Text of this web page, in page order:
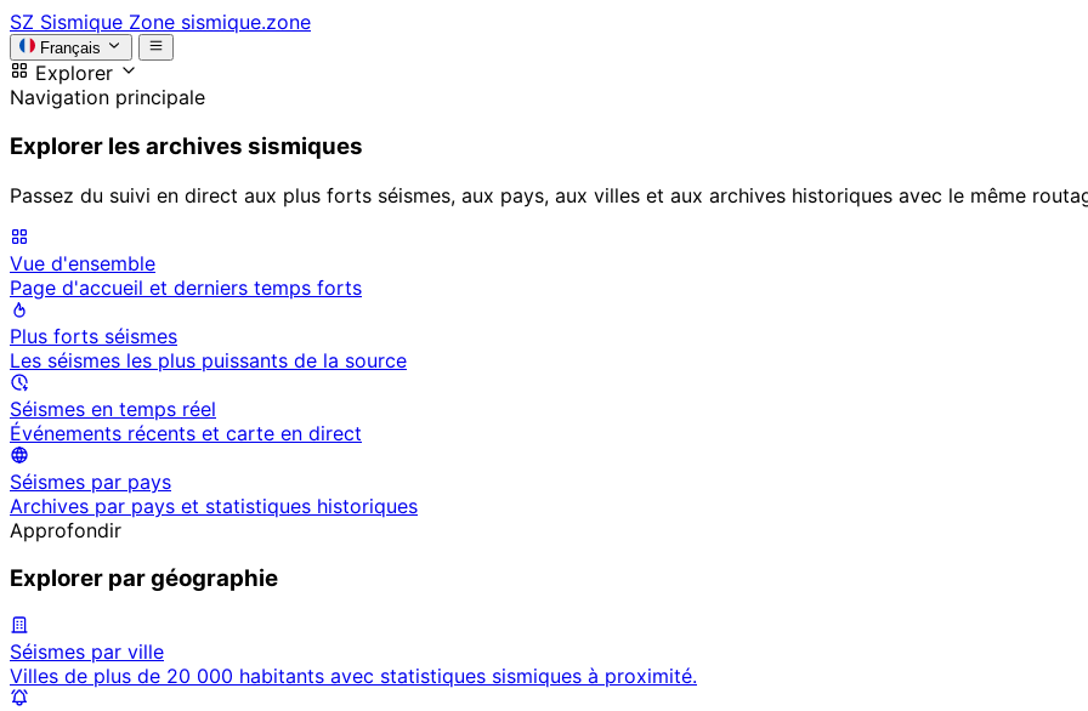
SZ Sismique Zone sismique.zone
Français
Explorer
Navigation principale
Explorer les archives sismiques
Passez du suivi en direct aux plus forts séismes, aux pays, aux villes et aux archives historiques avec le même
Vue d'ensemble
Page d'accueil et derniers temps forts
Plus forts séismes
Les séismes les plus puissants de la source
Séismes en temps réel
Événements récents et carte en direct
Séismes par pays
Archives par pays et statistiques historiques
Approfondir
Explorer par géographie
Séismes par ville
Villes de plus de 20 000 habitants avec statistiques sismiques à proximité.